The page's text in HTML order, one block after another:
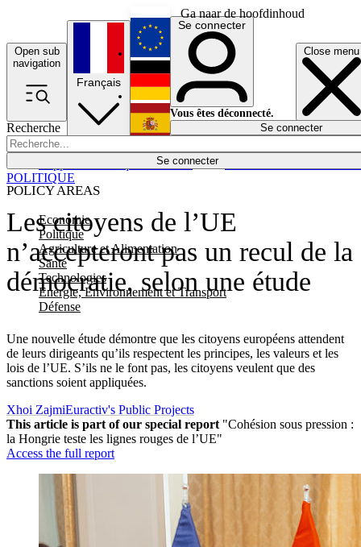
Ga naar de hoofdinhoud
Open sub
navigation
Close menu
Recherche
Se connecter
POLICY AREAS
Economie
Politique
Agriculture et Alimentation
Santé
Technologies
Energie, Environnement et Transport
Défense
Économie
Français
English
Deutsch
Español
Se connecter
Vous êtes déconnecté.
Se connecter
Les citoyens de l’UE
n’accepteront pas un recul de la
démocratie, selon une étude
Une nouvelle étude démontre que les citoyens européens attendent
de leurs dirigeants qu’ils respectent les principes, les valeurs et les
lois de l’UE. S’ils ne le font pas, les citoyens veulent que des
sanctions soient appliquées.
POLITIQUE
Xhoi ZajmiEuractiv's Public Projects
This article is part of our special report "Cohésion sous pression :
la Hongrie teste les lignes rouges de l’UE"
Access the full report